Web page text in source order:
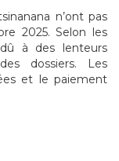
n’ont pas
2025. Selon les
à des lenteurs
dossiers. Les
et le paiement